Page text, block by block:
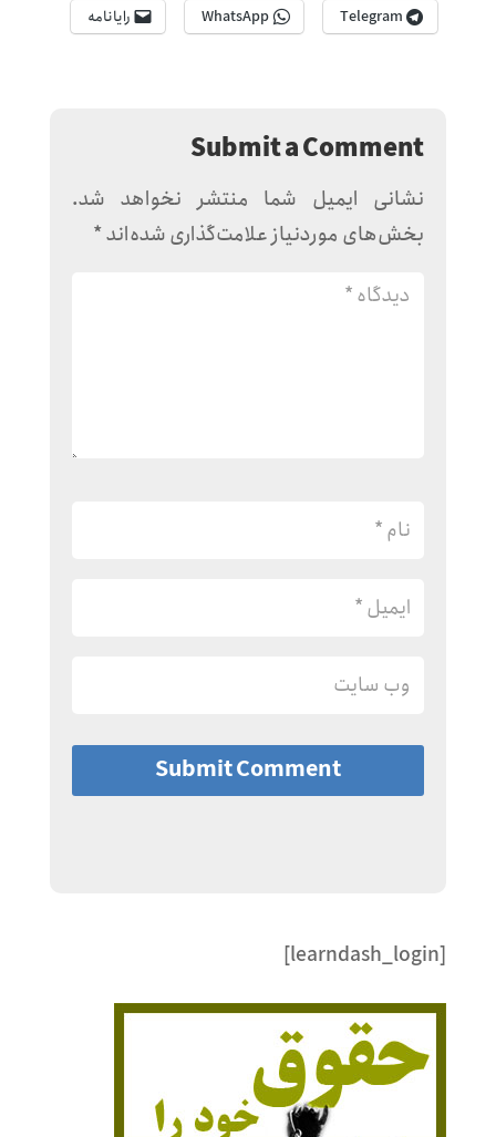
Telegram
WhatsApp رایانامه
Submit a Comment
نشانی ایمیل شما منتشر نخواهد شد.
بخش‌های موردنیاز علامت‌گذاری شده‌اند*
Submit Comment
[learndash_login]